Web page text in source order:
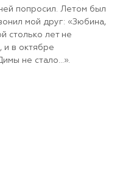
попросил. Летом был
мой друг: «Зюбина,
столько лет не
и в октябре
не стало…».